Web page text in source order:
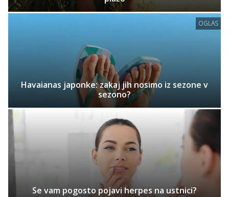
OGLAS
Havaianas japonke: zakaj jih nosimo iz sezone v
sezono?
Se vam pogosto pojavi herpes na ustnici?